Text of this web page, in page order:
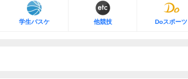
学生バスケ 他競技 Doスポーツ